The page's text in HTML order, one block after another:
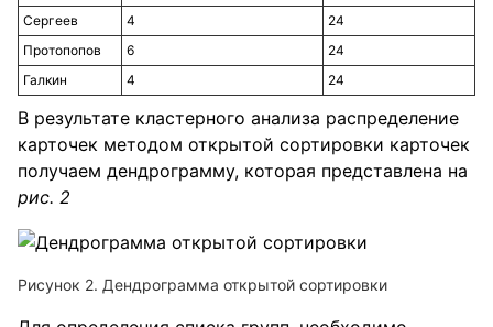
Сергеев
4
24
Протопопов
6
24
Галкин
4 24
В результате кластерного анализа распределение
карточек методом открытой сортировки карточек
получаем дендрограмму, которая представлена на
рис. 2
Рисунок 2. Дендрограмма открытой сортировки